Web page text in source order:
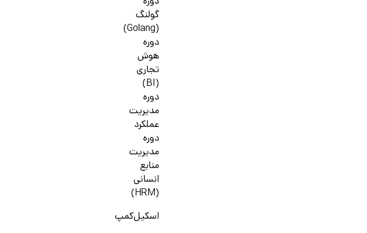
گولنگ
(Golang)
دوره
هوش
تجاری
(BI)
دوره
مدیریت
عملکرد
دوره
مدیریت
منابع
انسانی
(HRM)
اسکیل‌کمپ